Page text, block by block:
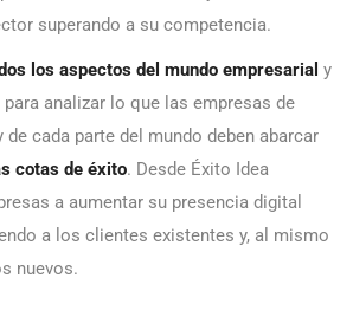
superando a su competencia.
los aspectos del mundo empresarial y
analizar lo que las empresas de
cada parte del mundo deben abarcar
cotas de éxito. Desde Éxito Idea
a aumentar su presencia digital
a los clientes existentes y, al mismo
nuevos.